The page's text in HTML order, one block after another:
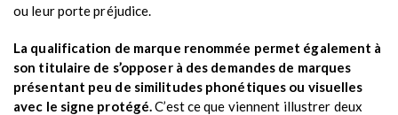
ou leur porte préjudice.
La qualification de marque renommée permet également à
son titulaire de s’opposer à des demandes de marques
présentant peu de similitudes phonétiques ou visuelles
avec le signe protégé.C’est ce que viennent illustrer deux